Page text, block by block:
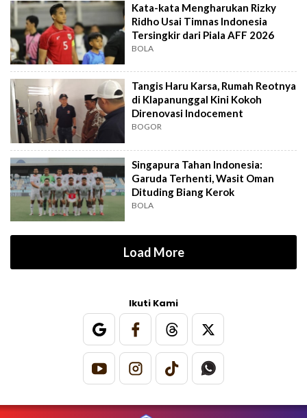
Kata-kata Mengharukan Rizky
Ridho Usai Timnas Indonesia
Tersingkir dari Piala AFF 2026
BOLA
Tangis Haru Karsa, Rumah Reotnya
di Klapanunggal Kini Kokoh
Direnovasi Indocement
BOGOR
Singapura Tahan Indonesia:
Garuda Terhenti, Wasit Oman
Dituding Biang Kerok
BOLA
Load More
Ikuti Kami